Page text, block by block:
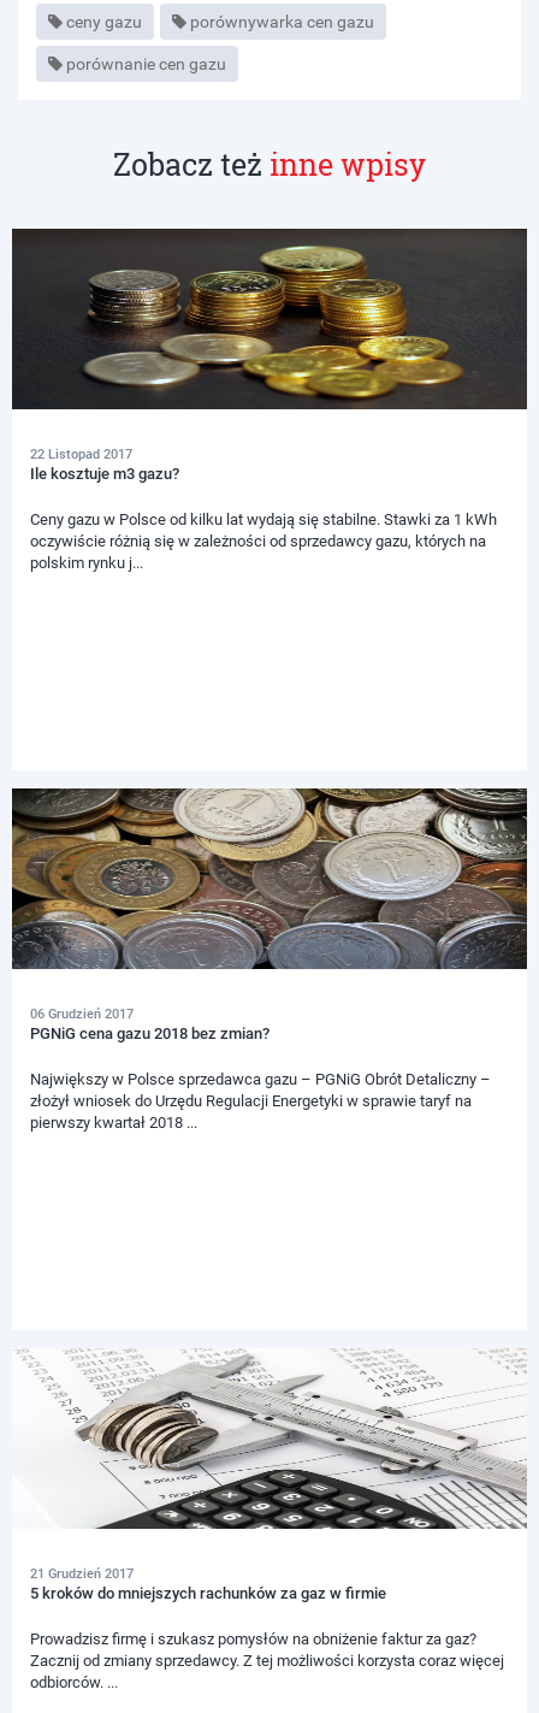
ceny gazu porównywarka cen gazu
porównanie cen gazu
Zobacz też inne wpisy
22 Listopad 2017
Ile kosztuje m3 gazu?
Ceny gazu w Polsce od kilku lat wydają się stabilne. Stawki za 1 kWh
oczywiście różnią się w zależności od sprzedawcy gazu, których na
polskim rynku j...
06 Grudzień 2017
PGNiG cena gazu 2018 bez zmian?
Największy w Polsce sprzedawca gazu – PGNiG Obrót Detaliczny –
złożył wniosek do Urzędu Regulacji Energetyki w sprawie taryf na
pierwszy kwartał 2018 ...
21 Grudzień 2017
5 kroków do mniejszych rachunków za gaz w firmie
Prowadzisz firmę i szukasz pomysłów na obniżenie faktur za gaz?
Zacznij od zmiany sprzedawcy. Z tej możliwości korzysta coraz więcej
odbiorców. ...